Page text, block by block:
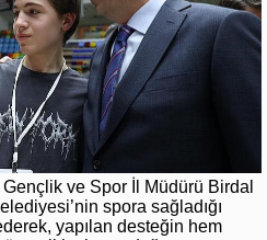
ve Spor İl Müdürü Birdal
spora sağladığı
yapılan desteğin hem